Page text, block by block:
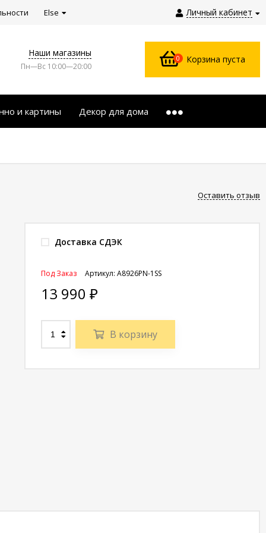
Личный кабинет
Else
Наши магазины
Пн—Вс 10:00—20:00
0 Корзина пуста
и картины Декор для дома
Оставить отзыв
Доставка СДЭК
Артикул: A8926PN-1SS
Под Заказ
13 990 ₽
В корзину